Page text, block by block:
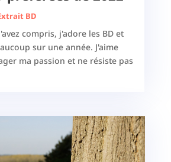
BD
compris, j'adore les BD et
sur une année. J'aime
ma passion et ne résiste pas